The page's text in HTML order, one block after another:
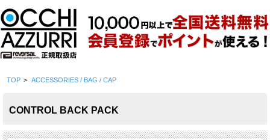
TOP > ACCESSORIES / BAG / CAP
CONTROL BACK PACK